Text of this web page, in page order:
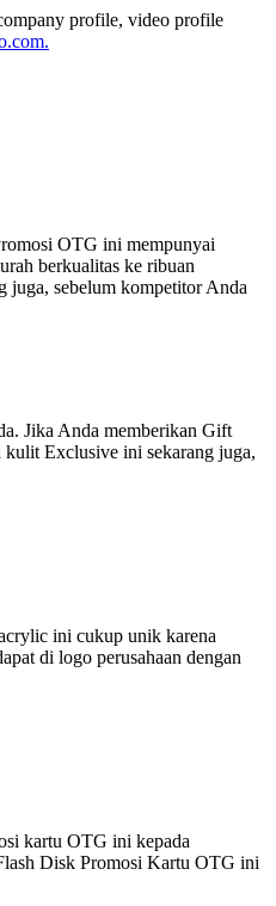
profile, video profile
OTG ini mempunyai
berkualitas ke ribuan
juga, sebelum kompetitor Anda
Jika Anda memberikan Gift
Exclusive ini sekarang juga,
ini cukup unik karena
di logo perusahaan dengan
kartu OTG ini kepada
Disk Promosi Kartu OTG ini